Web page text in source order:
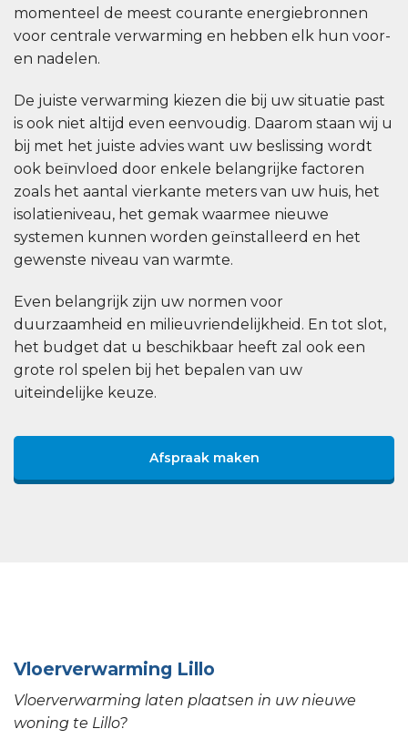
momenteel de meest courante energiebronnen
voor centrale verwarming en hebben elk hun voor-
en nadelen.
De juiste verwarming kiezen die bij uw situatie past
is ook niet altijd even eenvoudig. Daarom staan wij u
bij met het juiste advies want uw beslissing wordt
ook beïnvloed door enkele belangrijke factoren
zoals het aantal vierkante meters van uw huis, het
isolatieniveau, het gemak waarmee nieuwe
systemen kunnen worden geïnstalleerd en het
gewenste niveau van warmte.
Even belangrijk zijn uw normen voor
duurzaamheid en milieuvriendelijkheid. En tot slot,
het budget dat u beschikbaar heeft zal ook een
grote rol spelen bij het bepalen van uw
uiteindelijke keuze.
Afspraak maken
Vloerverwarming Lillo
Vloerverwarming laten plaatsen in uw nieuwe
woning te Lillo?